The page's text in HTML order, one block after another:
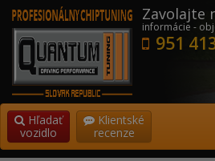
Zavolajte
informácie -
951
Hľadať
vozidlo
Klientské
recenze